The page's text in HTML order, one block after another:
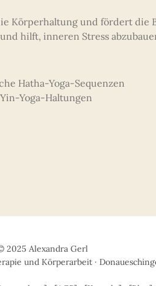
Körperhaltung und fördert die
hilft, inneren Stress
Hatha-Yoga-Sequenzen
Yoga-Haltungen
2025 Alexandra Gerl
und Körperarbeit ·